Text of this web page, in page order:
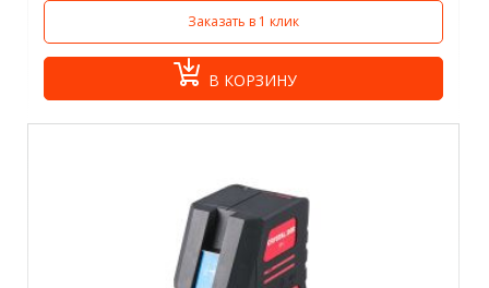
Заказать в 1 клик
В КОРЗИНУ